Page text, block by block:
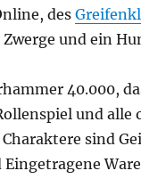
des
und ein
40.000,
und alle
sind